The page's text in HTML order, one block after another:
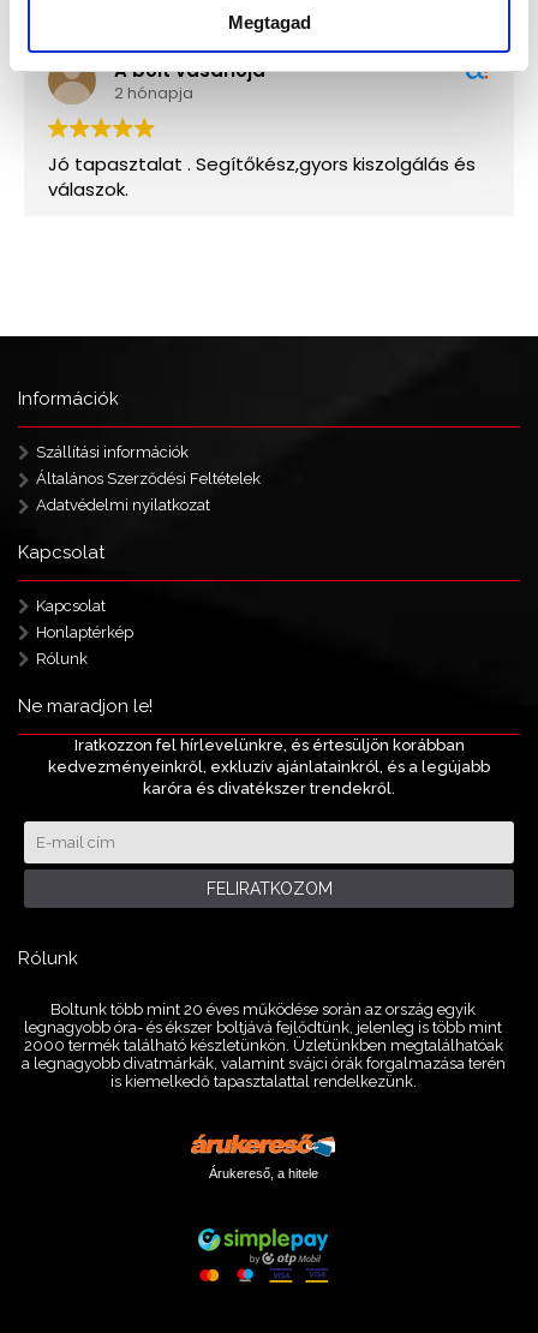
Megtagad
Információk
Szállítási információk
Általános Szerződési Feltételek
Adatvédelmi nyilatkozat
Kapcsolat
Kapcsolat
Honlaptérkép
Rólunk
Ne maradjon le!
Iratkozzon fel hírlevelünkre, és értesüljön korábban
kedvezményeinkről, exkluzív ajánlatainkról, és a legújabb
karóra és divatékszer trendekről.
FELIRATKOZOM
Rólunk
Boltunk több mint 20 éves működése során az ország egyik
legnagyobb óra- és ékszer boltjává fejlődtünk, jelenleg is több mint
2000 termék található készletünkön. Üzletünkben megtalálhatóak
a legnagyobb divatmárkák, valamint svájci órák forgalmazása terén
is kiemelkedő tapasztalattal rendelkezünk.
Árukereső, a hitele